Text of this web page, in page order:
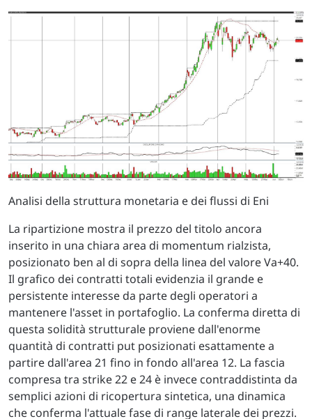
Analisi della struttura monetaria e dei flussi di Eni
La ripartizione mostra il prezzo del titolo ancora
inserito in una chiara area di momentum rialzista,
posizionato ben al di sopra della linea del valore Va+40.
Il grafico dei contratti totali evidenzia il grande e
persistente interesse da parte degli operatori a
mantenere l'asset in portafoglio. La conferma diretta di
questa solidità strutturale proviene dall'enorme
quantità di contratti put posizionati esattamente a
partire dall'area 21 fino in fondo all'area 12. La fascia
compresa tra strike 22 e 24 è invece contraddistinta da
semplici azioni di ricopertura sintetica, una dinamica
che conferma l'attuale fase di range laterale dei prezzi.